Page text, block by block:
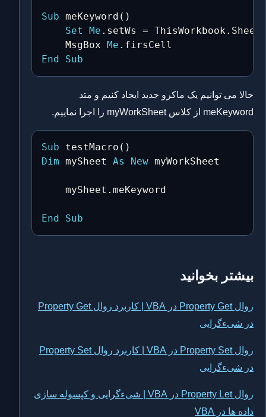
Sub meKeyword ( )
Set
Me . setWs = ThisWorkbook.
    MsgBox
Me .
End
Sub
حالا می توانیم یک ماکرو جدید ایجاد کنیم و متد
meKeyword از کلاس myWorkSheet را اجرا نماییم.
Sub testMacro ( )
Dim mySheet As New myWorkSheet
    mySheet
. meKeyword
End Sub
بیشتر بخوانید
روال Property Get در VBA | کاربرد روال Property Get
در شیءگرایی
روال Property Set در VBA | کاربرد روال Property Set
در شیءگرایی
روال Property Let در VBA | شیءگرایی و کپسوله سازی
داده ها در VBA